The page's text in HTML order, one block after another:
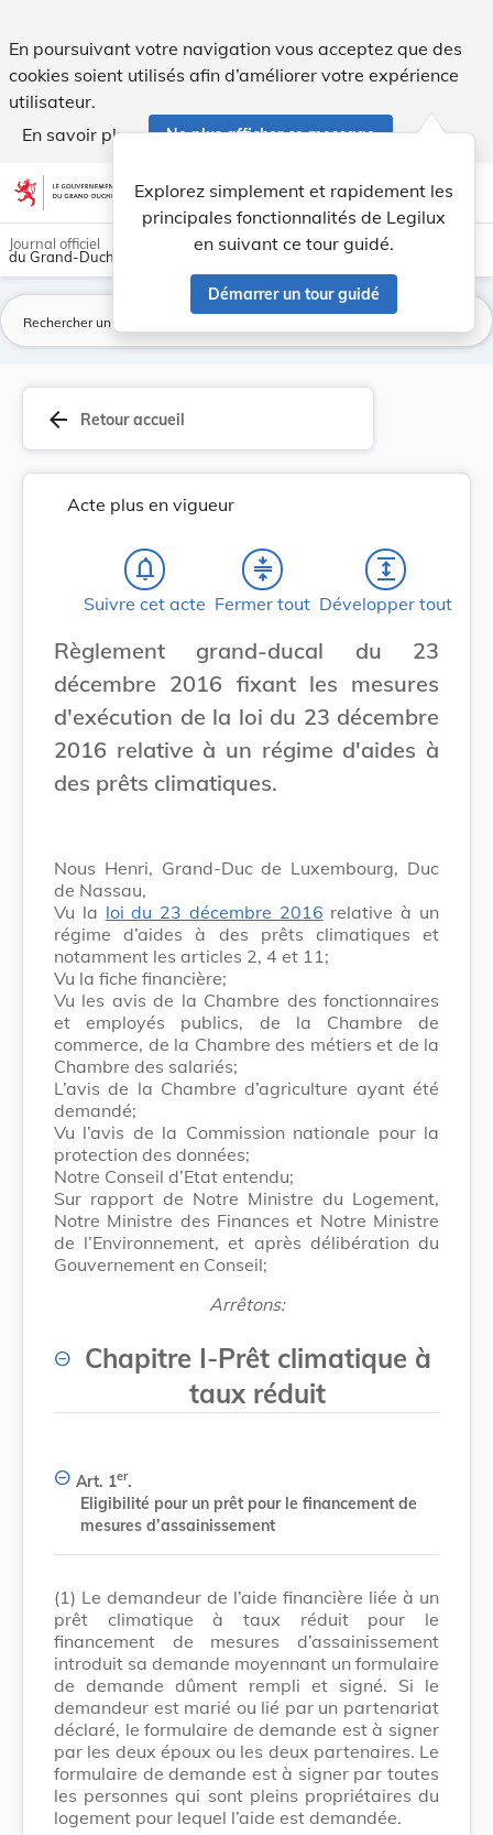
En poursuivant votre navigation vous acceptez que des
cookies soient utilisés afin d’améliorer votre expérience
utilisateur.
En savoir plus
Ne plus afficher ce message
Aller au contenu account_circle help Aide
Explorez simplement et rapidement les
principales fonctionnalités de Legilux
en suivant ce tour guidé.
Démarrer un tour guidé
light_mode dark_mode
Journal officiel
du Grand-Duché de Luxembourg
arrow_back Retour accueil
Acte plus en vigueur
notifications_none
Suivre cet acte
compress
Fermer tout
expand
Développer tout
Règlement grand-ducal du 23
décembre 2016 fixant les mesures
d'exécution de la loi du 23 décembre
2016 relative à un régime d'aides à
des prêts climatiques.
Nous Henri, Grand-Duc de Luxembourg, Duc
de Nassau,
Vu la loi du 23 décembre 2016 relative à un
régime d’aides à des prêts climatiques et
notamment les articles 2, 4 et 11;
Vu la fiche financière;
Vu les avis de la Chambre des fonctionnaires
et employés publics, de la Chambre de
commerce, de la Chambre des métiers et de la
Chambre des salariés;
L’avis de la Chambre d’agriculture ayant été
demandé;
Vu l’avis de la Commission nationale pour la
protection des données;
Notre Conseil d’Etat entendu;
Sur rapport de Notre Ministre du Logement,
Notre Ministre des Finances et Notre Ministre
de l’Environnement, et après délibération du
Gouvernement en Conseil;
Arrêtons:
Chapitre I-Prêt climatique à
taux réduit
Art. 1er.
Eligibilité pour un prêt pour le financement de
mesures d’assainissement
(1) Le demandeur de l’aide financière liée à un
prêt climatique à taux réduit pour le
financement de mesures d’assainissement
introduit sa demande moyennant un formulaire
de demande dûment rempli et signé. Si le
demandeur est marié ou lié par un partenariat
déclaré, le formulaire de demande est à signer
par les deux époux ou les deux partenaires. Le
formulaire de demande est à signer par toutes
les personnes qui sont pleins propriétaires du
logement pour lequel l’aide est demandée.